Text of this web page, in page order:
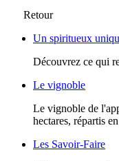
Retour
Un spiritueux
Découvrez ce qui
Le vignoble
Le vignoble de
hectares, répartis
Les Savoir-Faire